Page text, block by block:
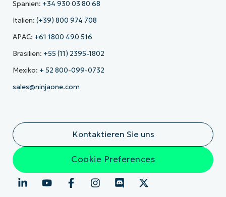
Spanien: +34 930 03 80 68
Italien: (+39) 800 974 708
APAC: +61 1800 490 516
Brasilien: +55 (11) 2395-1802
Mexiko: + 52 800-099-0732
sales@ninjaone.com
Kontaktieren Sie uns
Cookie Preferences